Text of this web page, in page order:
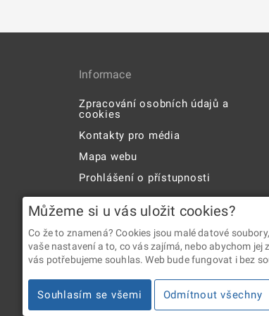
Informace
Zpracování osobních údajů a
cookies
Kontakty pro média
Mapa webu
Prohlášení o přístupnosti
2026 © Digitální a informační agentura •
Můžeme si u vás uložit cookies?
Co že to znamená? Cookies jsou malé datové
vaše nastavení a to, co vás zajímá, nebo abychom
vás potřebujeme souhlas. Web bude fungovat i bez
Souhlasím se všemi Odmítnout všechny